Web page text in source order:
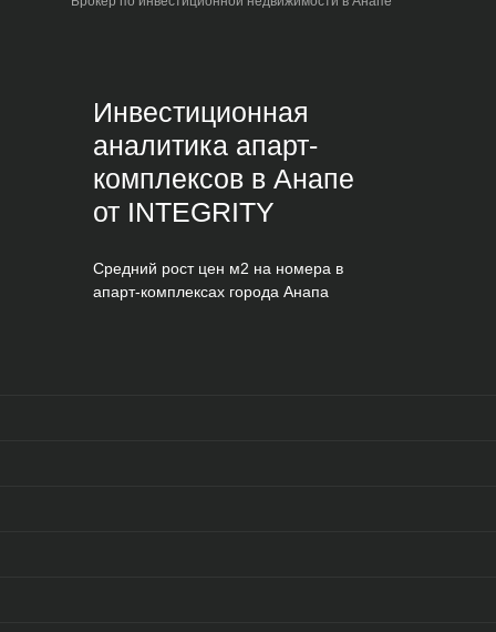
Инвестиционная
аналитика апарт-
комплексов в Анапе
от INTEGRITY
Средний рост цен м2 на номера в
апарт-комплексах города Анапа